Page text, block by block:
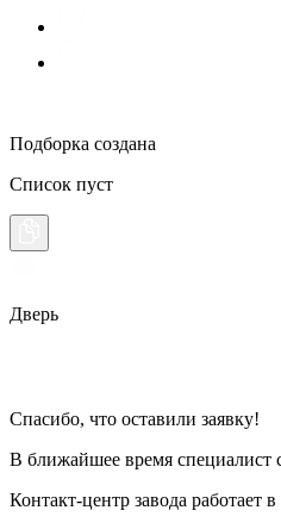
Подборка создана
Список пуст
Дверь
Спасибо, что оставили заявку!
В ближайшее время специалист
Контакт-центр завода работает